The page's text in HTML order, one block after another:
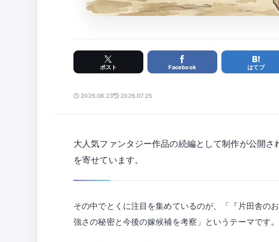
Facebook はてブ
2026.06.23 2026.07.25
大人気ファンタジー作品の続編として制作が公開
を寄せています。
その中でとくに注目を集めているのが、「『片田舎の
強さの秘密と今後の嫁候補を考察」というテーマです。